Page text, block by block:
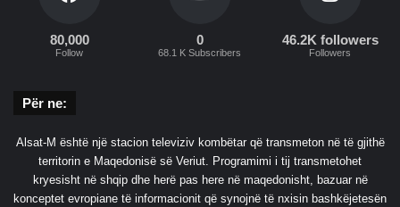
80,000
Follow
0
68.1 K Subscribers
46.2K followers
Followers
Për ne:
Alsat-M është një stacion televiziv kombëtar që transmeton në të gjithë
territorin e Maqedonisë së Veriut. Programimi i tij transmetohet
kryesisht në shqip dhe herë pas here në maqedonisht, bazuar në
konceptet evropiane të informacionit që synojnë të nxisin bashkëjetesën